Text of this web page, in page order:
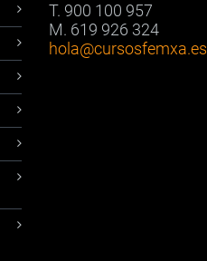
T. 900 100 957
M. 619 926 324
hola@cursosfemxa.es